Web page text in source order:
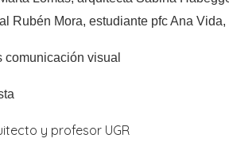
Rubén Mora, estudiante pfc Ana
comunicación visual
y profesor UGR